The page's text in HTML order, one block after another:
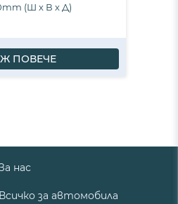
(Ш х В х Д)
ПОВЕЧЕ
нас
Всичко за автомобила